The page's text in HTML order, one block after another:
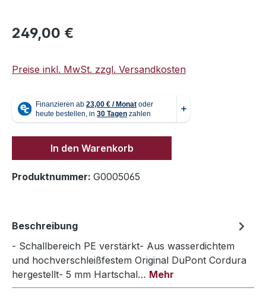
Regulärer Preis:
249,00 €
Preise inkl. MwSt. zzgl. Versandkosten
In den Warenkorb
Produktnummer: G0005065
Beschreibung
- Schallbereich PE verstärkt- Aus wasserdichtem
und hochverschleißfestem Original DuPont Cordura
hergestellt- 5 mm Hartschal… Mehr